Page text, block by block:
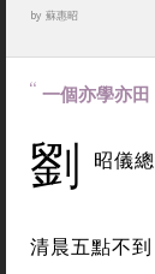
by 蘇惠昭
一個亦學亦田
劉 昭儀
清晨五點不